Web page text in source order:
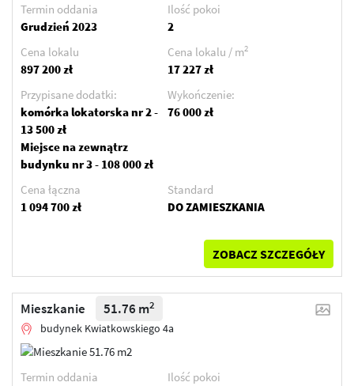
Termin oddania
Grudzień 2023
Ilość pokoi
2
Cena lokalu
897 200 zł
Cena lokalu / m2
17 227 zł
Przypisane dodatki:
komórka lokatorska nr 2 -
13 500 zł
Miejsce na zewnątrz
budynku nr 3 - 108 000 zł
Wykończenie:
76 000 zł
Cena łączna
1 094 700 zł
Standard
DO ZAMIESZKANIA
ZOBACZ SZCZEGÓŁY
Mieszkanie 51.76 m2
budynek Kwiatkowskiego 4a
Termin oddania
Ilość pokoi